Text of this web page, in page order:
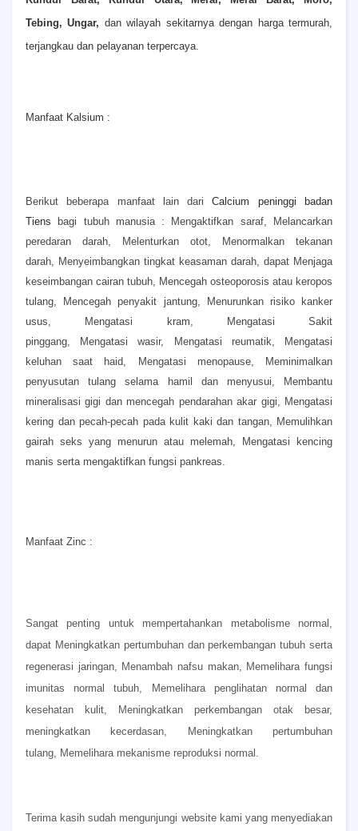
Tebing, Ungar, dan wilayah sekitarnya dengan harga termurah,
terjangkau dan pelayanan terpercaya.
Manfaat Kalsium :
Berikut beberapa manfaat lain dariCalcium peninggi badan
Tiens
bagi tubuh manusia : Mengaktifkan saraf, Melancarkan
peredaran darah, Melenturkan otot, Menormalkan tekanan
darah, Menyeimbangkan tingkat keasaman darah, dapat Menjaga
keseimbangan cairan tubuh, Mencegah osteoporosis atau keropos
tulang, Mencegah penyakit jantung, Menurunkan risiko kanker
usus, Mengatasi kram, Mengatasi Sakit
pinggang, Mengatasi wasir, Mengatasi reumatik, Mengatasi
keluhan saat haid, Mengatasi menopause, Meminimalkan
penyusutan tulang selama hamil dan menyusui, Membantu
mineralisasi gigi dan mencegah pendarahan akar gigi, Mengatasi
kering dan pecah-pecah pada kulit kaki dan tangan, Memulihkan
gairah seks yang menurun atau melemah, Mengatasi kencing
manis serta mengaktifkan fungsi pankreas.
Manfaat Zinc :
Sangat penting untuk mempertahankan metabolisme normal,
dapat Meningkatkan pertumbuhan dan perkembangan tubuh serta
regenerasi jaringan,
Menambah nafsu makan,
Memelihara fungsi
imunitas normal tubuh,
Memelihara penglihatan normal dan
kesehatan kulit,
Meningkatkan perkembangan otak besar,
meningkatkan kecerdasan,
Meningkatkan pertumbuhan
tulang,
Memelihara mekanisme reproduksi normal.
Terima kasih sudah mengunjungi website kami yang menyediakan